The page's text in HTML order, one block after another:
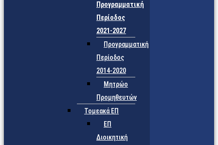
Προγραμματική
Περίοδος
2021-2027
Προγραμματική
Περίοδος
2014-2020
Μητρώο
Προμηθευτών
Τομεακά ΕΠ
ΕΠ
Διοικητική